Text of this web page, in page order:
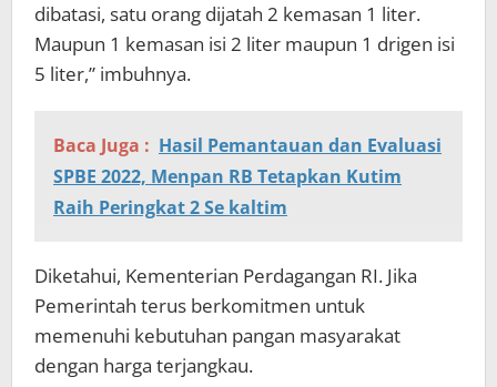
dibatasi, satu orang dijatah 2 kemasan 1 liter.
Maupun 1 kemasan isi 2 liter maupun 1 drigen isi
5 liter,” imbuhnya.
Baca Juga : Hasil Pemantauan dan Evaluasi
SPBE 2022, Menpan RB Tetapkan Kutim
Raih Peringkat 2 Se kaltim
Diketahui, Kementerian Perdagangan RI. Jika
Pemerintah terus berkomitmen untuk
memenuhi kebutuhan pangan masyarakat
dengan harga terjangkau.